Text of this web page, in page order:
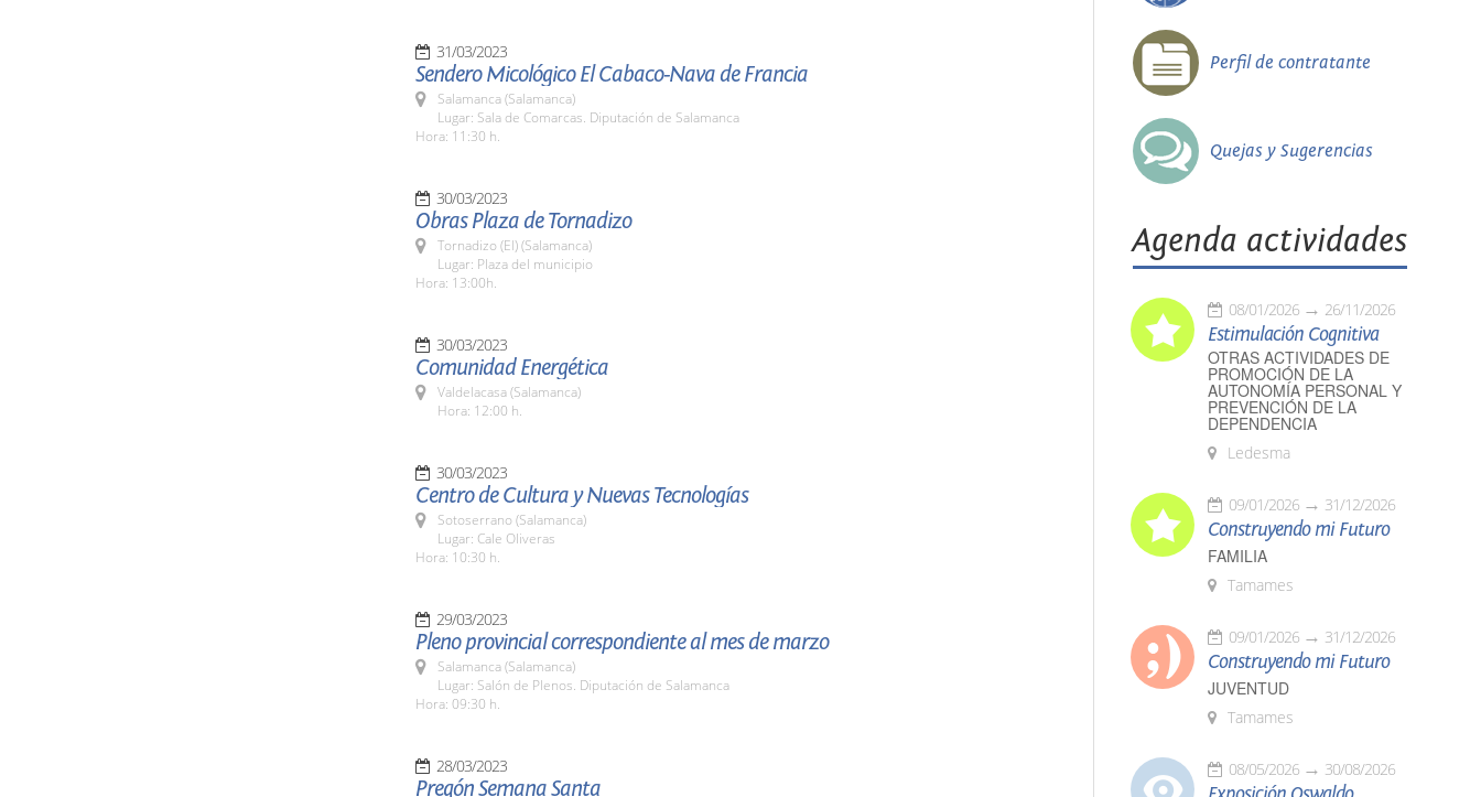
31/03/2023
Sendero Micológico El Cabaco-Nava de Francia
Salamanca (Salamanca)
Lugar: Sala de Comarcas. Diputación de Salamanca
Hora: 11:30 h.
30/03/2023
Obras Plaza de Tornadizo
Tornadizo (El) (Salamanca)
Lugar: Plaza del municipio
Hora: 13:00h.
30/03/2023
Comunidad Energética
Valdelacasa (Salamanca)
Hora: 12:00 h.
30/03/2023
Centro de Cultura y Nuevas Tecnologías
Sotoserrano (Salamanca)
Lugar: Cale Oliveras
Hora: 10:30 h.
29/03/2023
Pleno provincial correspondiente al mes de marzo
Salamanca (Salamanca)
Lugar: Salón de Plenos. Diputación de Salamanca
Hora: 09:30 h.
28/03/2023
Pregón Semana Santa
Perfil de contratante
Quejas y Sugerencias
Agenda actividades
08/01/2026 26/11/2026
Estimulación Cognitiva
OTRAS ACTIVIDADES DE
PROMOCIÓN DE LA
AUTONOMÍA PERSONAL Y
PREVENCIÓN DE LA
DEPENDENCIA
Ledesma
09/01/2026 31/12/2026
Construyendo mi Futuro
FAMILIA
Tamames
09/01/2026 31/12/2026
Construyendo mi Futuro
JUVENTUD
Tamames
08/05/2026 30/08/2026